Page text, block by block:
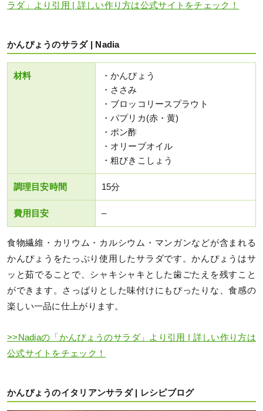
ラダ」より引用 | 詳しい作り方は公式サイトをチェック！
かんぴょうのサラダ | Nadia
材料
・かんぴょう
・ささみ
・ブロッコリースプラウト
・パプリカ(赤・黄)
・ポン酢
・オリーブオイル
・粗びきこしょう
調理目安時間 15分
費用目安 –
食物繊維・カリウム・カルシウム・マンガンなどが含まれる
かんぴょうをたっぷり使用したサラダです。かんぴょうはサ
ッと茹でることで、シャキシャキとした歯ごたえを残すこと
ができます。さっぱりとした味付けにもぴったりな、食感の
楽しい一品に仕上がります。
>>Nadiaの「かんぴょうのサラダ」より引用 | 詳しい作り方は
公式サイトをチェック！
かんぴょうのイタリアンサラダ | レシピブログ